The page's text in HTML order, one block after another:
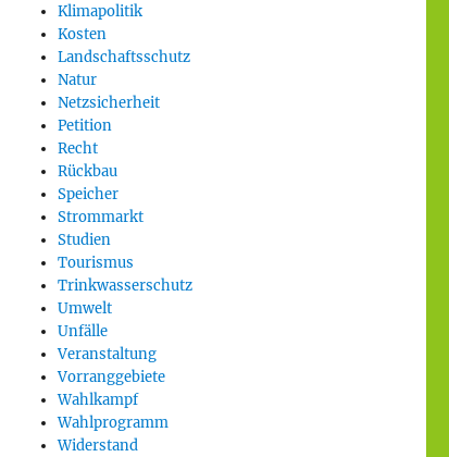
Klimapolitik
Kosten
Landschaftsschutz
Natur
Netzsicherheit
Petition
Recht
Rückbau
Speicher
Strommarkt
Studien
Tourismus
Trinkwasserschutz
Umwelt
Unfälle
Veranstaltung
Vorranggebiete
Wahlkampf
Wahlprogramm
Widerstand